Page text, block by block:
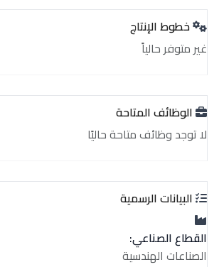
خطوط الإنتاج
غير متوفر حالياً
الوظائف المتاحة
لا توجد وظائف متاحة حاليًا
البيانات الرسمية
القطاع الصناعي:
الصناعات الهندسية